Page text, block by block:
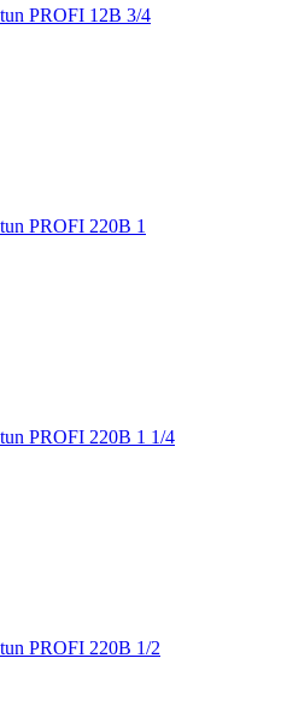
PROFI 12В 3/4
PROFI 220В 1
PROFI 220В 1 1/4
PROFI 220В 1/2